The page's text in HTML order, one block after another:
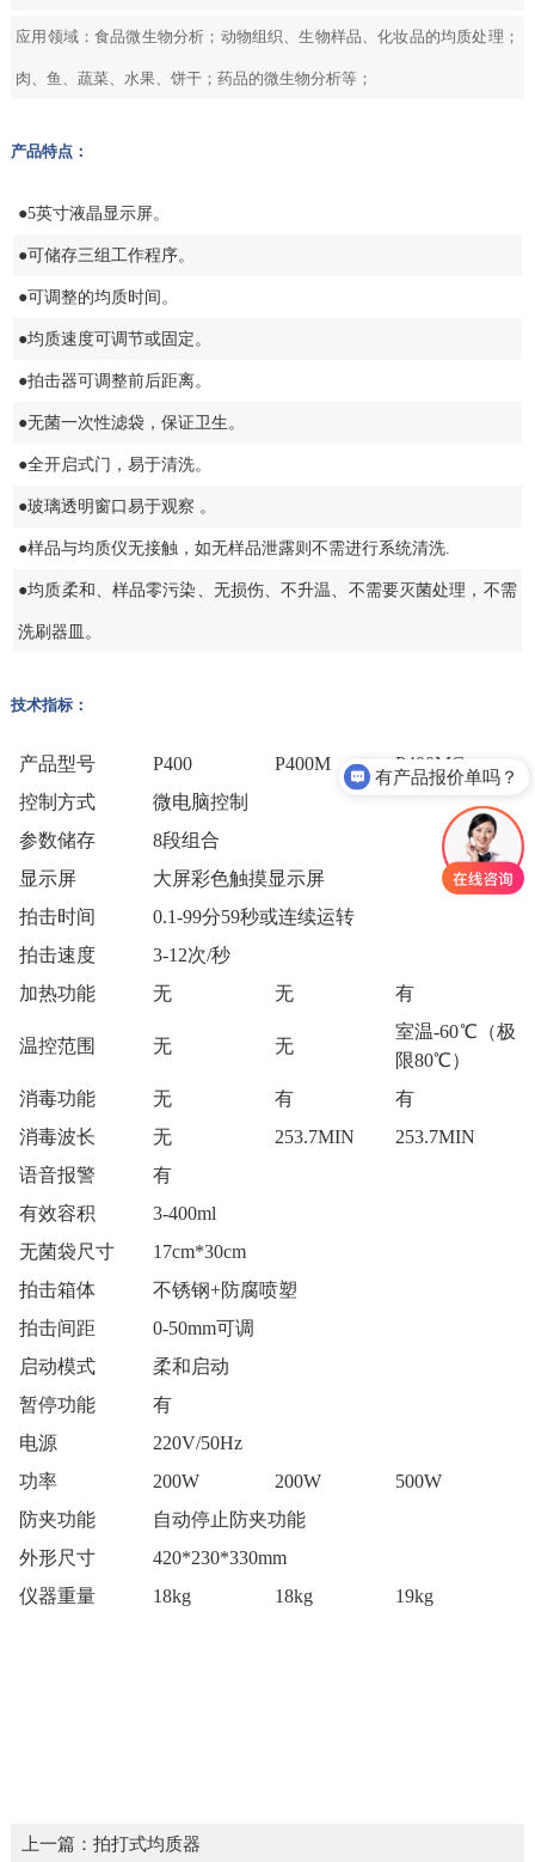
应用领域：食品微生物分析；动物组织、生物样品、化妆品的均质处理；
肉、鱼、蔬菜、水果、饼干；药品的微生物分析等；
产品特点：
●5英寸液晶显示屏。
●可储存三组工作程序。
●可调整的均质时间。
●均质速度可调节或固定。
●拍击器可调整前后距离。
●无菌一次性滤袋，保证卫生。
●全开启式门，易于清洗。
●玻璃透明窗口易于观察 。
●样品与均质仪无接触，如无样品泄露则不需进行系统清洗.
●均质柔和、样品零污染、无损伤、不升温、不需要灭菌处理，不需
洗刷器皿。
技术指标：
产品型号 P400 P400M
P400MG
控制方式
微电脑控制
参数储存
8段组合
显示屏
大屏彩色触摸显示屏
拍击时间
0.1-99分59秒或连续运转
拍击速度
3-12次/秒
加热功能
无 无 有
温控范围 无 无
室温-60℃（极
限80℃）
消毒功能
无 有
有
消毒波长
无 253.7MIN
253.7MIN
语音报警
有
有效容积
3-400ml
无菌袋尺寸
17cm*30cm
拍击箱体
不锈钢+防腐喷塑
拍击间距
0-50mm可调
启动模式
柔和启动
暂停功能
有
电源
220V/50Hz
功率
200W 200W
500W
防夹功能
自动停止防夹功能
外形尺寸
420*230*330mm
仪器重量
18kg 18kg 19kg
上一篇： 拍打式均质器
有产品报价单吗？